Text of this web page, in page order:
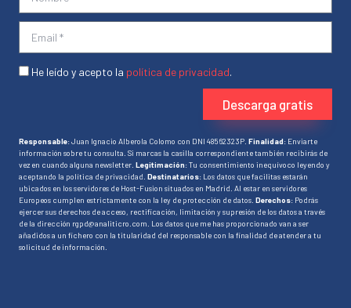
He leído y acepto la política de privacidad.
Descarga gratis
Responsable: Juan Ignacio Alberola Colomo con DNI 48562323P. Finalidad: Enviarte
información sobre tu consulta. Si marcas la casilla correspondiente también recibirás de
vez en cuando alguna newsletter. Legitimación: Tu consentimiento inequívoco leyendo y
aceptando la política de privacidad. Destinatarios: Los datos que facilitas estarán
ubicados en los servidores de Host-Fusion situados en Madrid. Al estar en servidores
Europeos cumplen estrictamente con la ley de protección de datos. Derechos: Podrás
ejercer sus derechos de acceso, rectificación, limitación y supresión de los datos a través
de la dirección rgpd@analiticro.com. Los datos que me has proporcionado van a ser
añadidos a un fichero con la titularidad del responsable con la finalidad de atender a tu
solicitud de información.